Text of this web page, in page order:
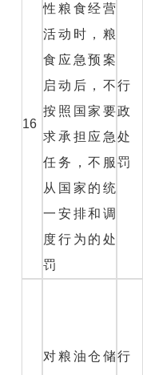
16
性粮食经营
活动时，粮
食应急预案
启动后，不
按照国家要
求承担应急
任务，不服
从国家的统
一安排和调
度行为的处
罚
行
政
处
罚
对粮油仓储行